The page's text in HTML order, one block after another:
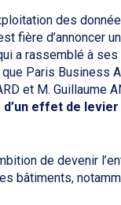
des
fière d’annoncer
a rassemblé à
Paris Business
et M. Guillaume
effet de
de devenir
bâtiments,